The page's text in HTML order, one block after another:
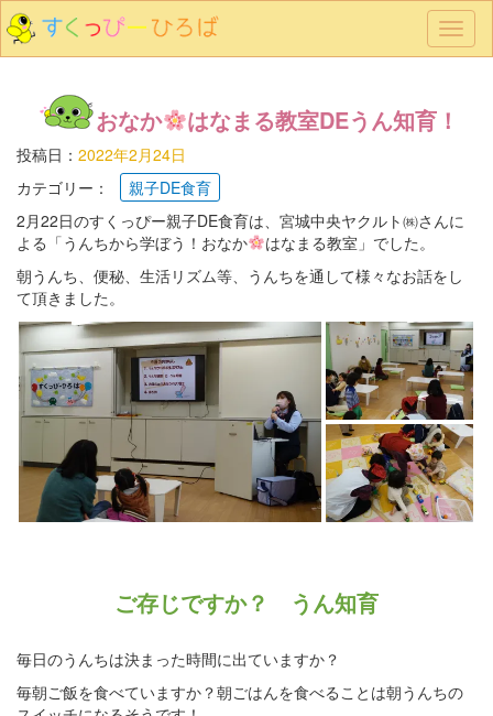
メ
ニ
おなか はなまる教室DEうん知育！
投稿日： 2022年2月24日
カテゴリー：
親子DE食育
2月22日のすくっぴー親子DE食育は、宮城中央ヤクルト㈱さんに
よる「うんちから学ぼう！おなか
はなまる教室」でした。
朝うんち、便秘、生活リズム等、うんちを通して様々なお話をし
て頂きました。
ご存じですか？ うん知育
毎日のうんちは決まった時間に出ていますか？
毎朝ご飯を食べていますか？朝ごはんを食べることは朝うんちの